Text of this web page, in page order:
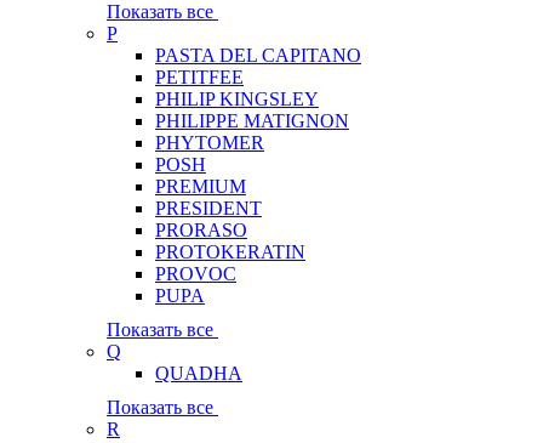
Показать все
P
PASTA DEL CAPITANO
PETITFEE
PHILIP KINGSLEY
PHILIPPE MATIGNON
PHYTOMER
POSH
PREMIUM
PRESIDENT
PRORASO
PROTOKERATIN
PROVOC
PUPA
Показать все
Q
QUADHA
Показать все
R